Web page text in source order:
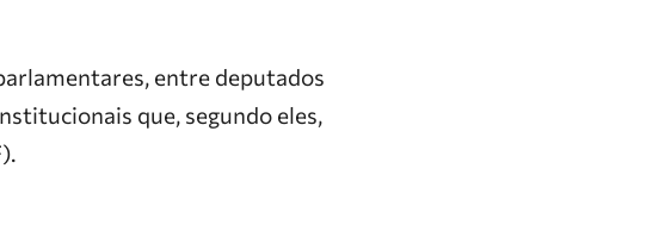
entre deputados
que, segundo eles,